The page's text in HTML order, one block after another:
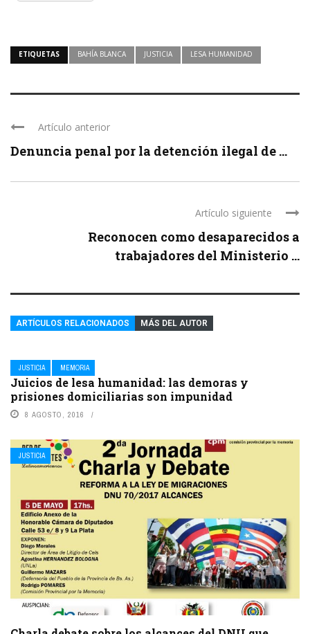
ETIQUETAS BAHÍA BLANCA JUSTICIA LESA HUMANIDAD
Artículo anterior
Denuncia penal por la detención ilegal de ...
Artículo siguiente
Reconocen como desaparecidos a
trabajadores del Ministerio ...
ARTÍCULOS RELACIONADOS MÁS DEL AUTOR
JUSTICIA MEMORIA
Juicios de lesa humanidad: las demoras y
prisiones domiciliarias son impunidad
8 AGOSTO, 2016
JUSTICIA